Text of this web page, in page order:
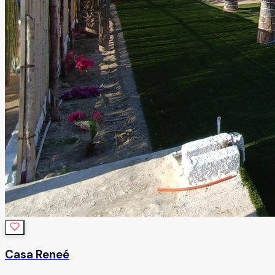
Casa Reneé